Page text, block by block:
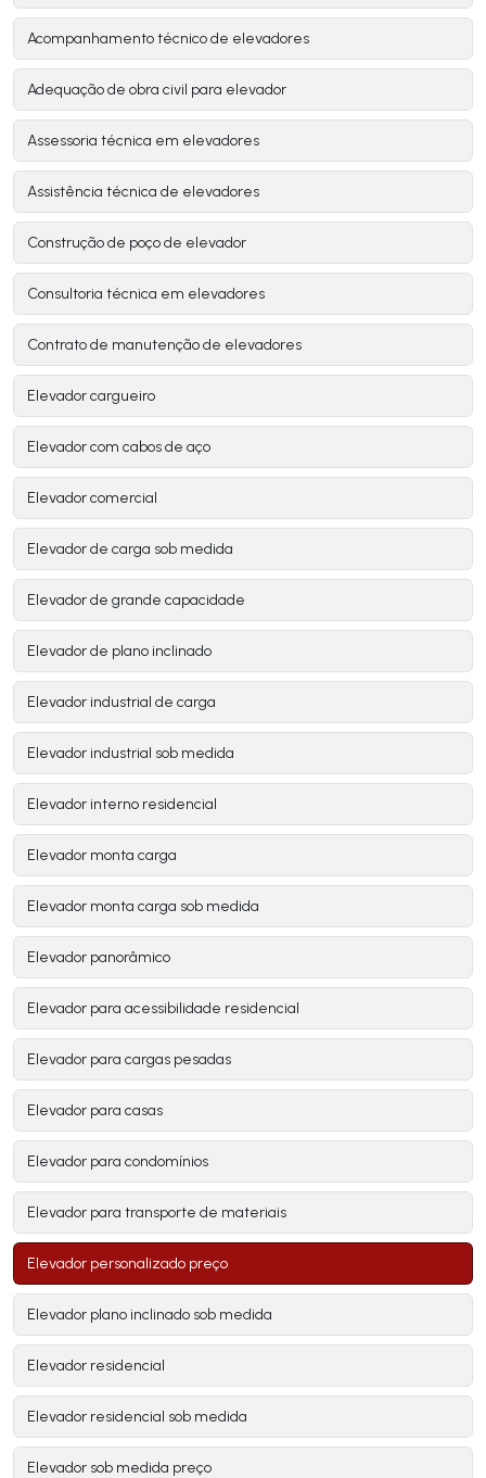
Acompanhamento técnico de elevadores
Adequação de obra civil para elevador
Assessoria técnica em elevadores
Assistência técnica de elevadores
Construção de poço de elevador
Consultoria técnica em elevadores
Contrato de manutenção de elevadores
Elevador cargueiro
Elevador com cabos de aço
Elevador comercial
Elevador de carga sob medida
Elevador de grande capacidade
Elevador de plano inclinado
Elevador industrial de carga
Elevador industrial sob medida
Elevador interno residencial
Elevador monta carga
Elevador monta carga sob medida
Elevador panorâmico
Elevador para acessibilidade residencial
Elevador para cargas pesadas
Elevador para casas
Elevador para condomínios
Elevador para transporte de materiais
Elevador personalizado preço
Elevador plano inclinado sob medida
Elevador residencial
Elevador residencial sob medida
Elevador sob medida preço